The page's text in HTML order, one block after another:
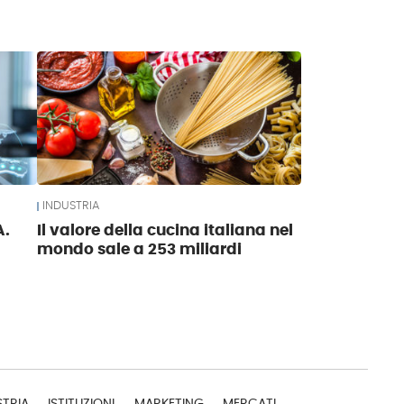
INDUSTRIA
Il valore della cucina italiana nel
mondo sale a 253 miliardi